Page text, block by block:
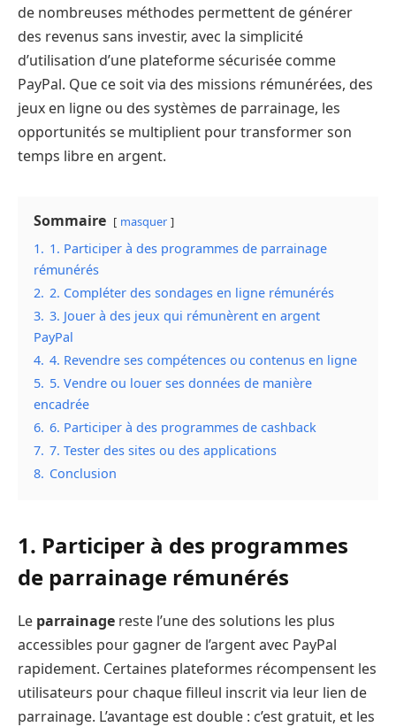
de nombreuses méthodes permettent de générer
des revenus sans investir, avec la simplicité
d’utilisation d’une plateforme sécurisée comme
PayPal. Que ce soit via des missions rémunérées, des
jeux en ligne ou des systèmes de parrainage, les
opportunités se multiplient pour transformer son
temps libre en argent.
Sommaire masquer
1. 1. Participer à des programmes de parrainage
rémunérés
2. 2. Compléter des sondages en ligne rémunérés
3. 3. Jouer à des jeux qui rémunèrent en argent
PayPal
4. 4. Revendre ses compétences ou contenus en ligne
5. 5. Vendre ou louer ses données de manière
encadrée
6. 6. Participer à des programmes de cashback
7. 7. Tester des sites ou des applications
8. Conclusion
1. Participer à des programmes
de parrainage rémunérés
Le parrainage reste l’une des solutions les plus
accessibles pour gagner de l’argent avec PayPal
rapidement. Certaines plateformes récompensent les
utilisateurs pour chaque filleul inscrit via leur lien de
parrainage. L’avantage est double : c’est gratuit, et les